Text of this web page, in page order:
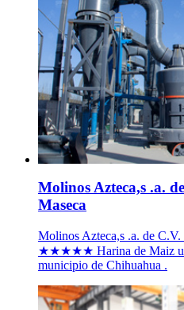
Molinos Azteca,s .a.
Maseca
Molinos Azteca,s .a. de
★★★★★ Harina de Maiz
municipio de Chihuahua .